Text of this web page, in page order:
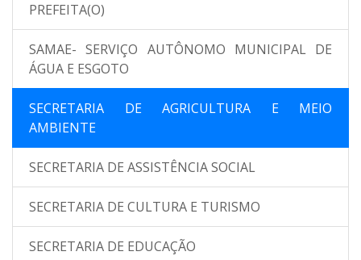
PREFEITA(O)
SAMAE- SERVIÇO AUTÔNOMO MUNICIPAL DE
ÁGUA E ESGOTO
SECRETARIA DE AGRICULTURA E MEIO
AMBIENTE
SECRETARIA DE ASSISTÊNCIA SOCIAL
SECRETARIA DE CULTURA E TURISMO
SECRETARIA DE EDUCAÇÃO